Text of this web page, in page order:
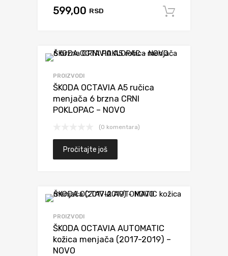
599,00 RSD
PROIZVODI
ŠKODA OCTAVIA A5 ručica
menjača 6 brzna CRNI
POKLOPAC – NOVO
(0 komentara)
Pročitajte još
PROIZVODI
ŠKODA OCTAVIA AUTOMATIC
kožica menjača (2017-2019) –
NOVO